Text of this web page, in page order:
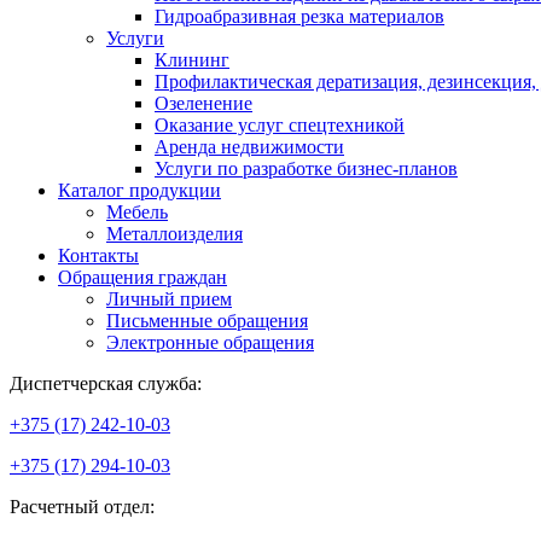
Гидроабразивная резка материалов
Услуги
Клининг
Профилактическая дератизация,
Озеленение
Оказание услуг спецтехникой
Аренда недвижимости
Услуги по разработке бизнес-планов
Каталог продукции
Мебель
Металлоизделия
Контакты
Обращения граждан
Личный прием
Письменные обращения
Электронные обращения
Диспетчерская служба:
+375 (17) 242-10-03
+375 (17) 294-10-03
Расчетный отдел: